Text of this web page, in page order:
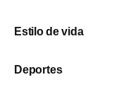
Estilo de vida
Deportes